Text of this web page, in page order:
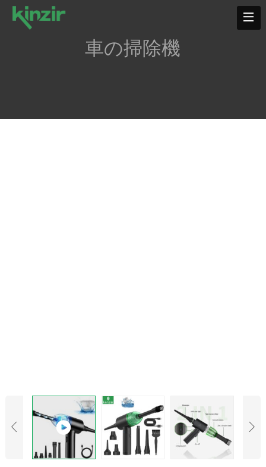
車の掃除機